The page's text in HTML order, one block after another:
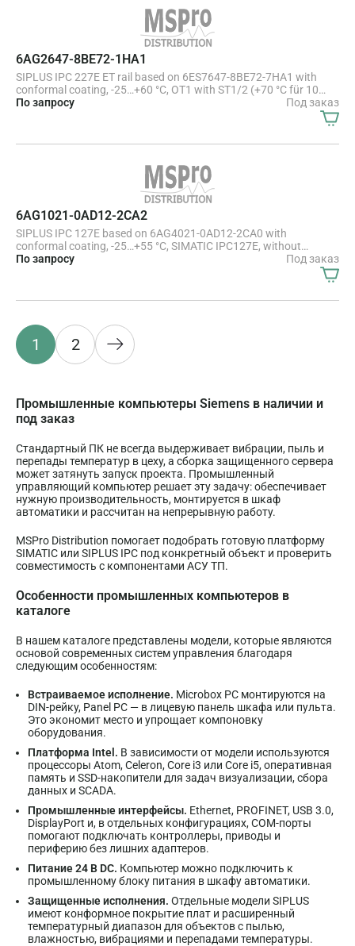
SIMATIC, монтаж на DIN-рейка, не сменный 60 GB SSD ET
6AG2647-8BE72-1HA1
SIPLUS IPC 227E ET rail based on 6ES7647-8BE72-7HA1 with
conformal coating, -25…+60 °C, OT1 with ST1/2 (+70 °C für 10
minutes), 1x display port; 2x 10/100/1000 Mbps Ethernet RJ45;
1x USB3.0, 3x USB2.0; CFast slot; 24 V DC industrial power supply
Celeron E3845 ET (4C/4T) with TPM (not for China); 4 GB ET with
По запросу Под заказ
6AG1021-0AD12-2CA2
SIPLUS IPC 127E based on 6AG4021-0AD12-2CA0 with
conformal coating, -25…+55 °C, SIMATIC IPC127E, without
mounting accessories, Atom E390 (4C/4T), 4 GB RAM, with TPM,
По запросу Под заказ
1 2
Промышленные компьютеры Siemens в наличии и
под заказ
Стандартный ПК не всегда выдерживает вибрации, пыль и
перепады температур в цеху, а сборка защищенного сервера
может затянуть запуск проекта. Промышленный
управляющий компьютер решает эту задачу: обеспечивает
нужную производительность, монтируется в шкаф
автоматики и рассчитан на непрерывную работу.
MSPro Distribution помогает подобрать готовую платформу
SIMATIC или SIPLUS IPC под конкретный объект и проверить
совместимость с компонентами АСУ ТП.
Особенности промышленных компьютеров в
каталоге
В нашем каталоге представлены модели, которые являются
основой современных систем управления благодаря
следующим особенностям:
Встраиваемое исполнение. Microbox PC монтируются на
DIN-рейку, Panel PC — в лицевую панель шкафа или пульта.
Это экономит место и упрощает компоновку
оборудования.
Платформа Intel. В зависимости от модели используются
процессоры Atom, Celeron, Core i3 или Core i5, оперативная
память и SSD-накопители для задач визуализации, сбора
данных и SCADA.
Промышленные интерфейсы. Ethernet, PROFINET, USB 3.0,
DisplayPort и, в отдельных конфигурациях, COM-порты
помогают подключать контроллеры, приводы и
периферию без лишних адаптеров.
Питание 24 В DC. Компьютер можно подключить к
промышленному блоку питания в шкафу автоматики.
Защищенные исполнения. Отдельные модели SIPLUS
имеют конформное покрытие плат и расширенный
температурный диапазон для объектов с пылью,
влажностью, вибрациями и перепадами температуры.